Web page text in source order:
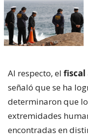
Al respecto, el fiscal
señaló que se ha
determinaron que
extremidades
encontradas en